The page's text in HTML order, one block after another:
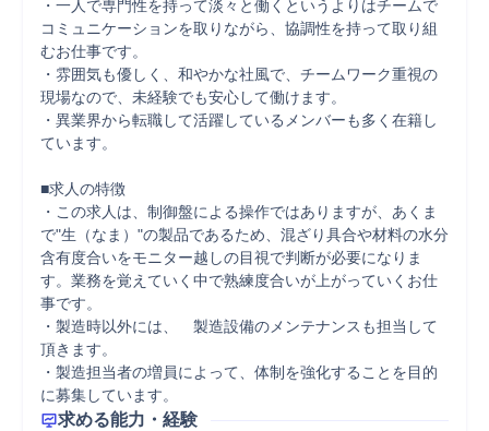
・一人で専門性を持って淡々と働くというよりはチームで
コミュニケーションを取りながら、協調性を持って取り組
むお仕事です。
・雰囲気も優しく、和やかな社風で、チームワーク重視の
現場なので、未経験でも安心して働けます。
・異業界から転職して活躍しているメンバーも多く在籍し
ています。
■求人の特徴
・この求人は、制御盤による操作ではありますが、あくま
で"生（なま）"の製品であるため、混ざり具合や材料の水分
含有度合いをモニター越しの目視で判断が必要になりま
す。業務を覚えていく中で熟練度合いが上がっていくお仕
事です。
・製造時以外には、　製造設備のメンテナンスも担当して
頂きます。
・製造担当者の増員によって、体制を強化することを目的
に募集しています。
求める能力・経験